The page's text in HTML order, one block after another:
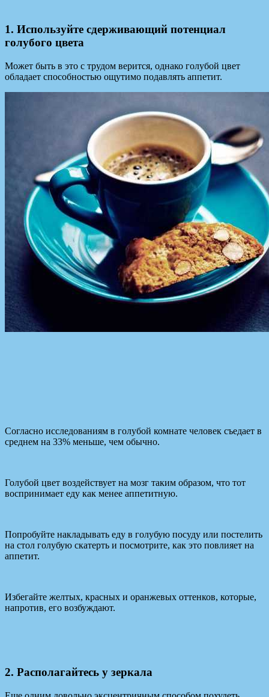
1. Используйте сдерживающий потенциал
голубого цвета
Может быть в это с трудом верится, однако голубой цвет
обладает способностью ощутимо подавлять аппетит.
Согласно исследованиям в голубой комнате человек съедает в
среднем на 33% меньше, чем обычно.
Голубой цвет воздействует на мозг таким образом, что тот
воспринимает еду как менее аппетитную.
Попробуйте накладывать еду в голубую посуду или постелить
на стол голубую скатерть и посмотрите, как это повлияет на
аппетит.
Избегайте желтых, красных и оранжевых оттенков, которые,
напротив, его возбуждают.
2. Располагайтесь у зеркала